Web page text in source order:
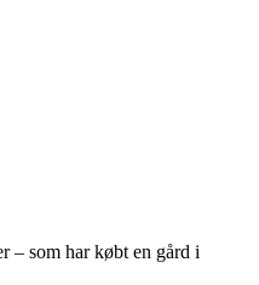
– som har købt en gård i